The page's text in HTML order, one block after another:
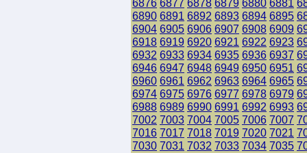
6876 6877 6878 6879 6880 6881
6890 6891 6892 6893 6894 6895
6904 6905 6906 6907 6908 6909
6918 6919 6920 6921 6922 6923
6932 6933 6934 6935 6936 6937
6946 6947 6948 6949 6950 6951
6960 6961 6962 6963 6964 6965
6974 6975 6976 6977 6978 6979
6988 6989 6990 6991 6992 6993
7002 7003 7004 7005 7006 7007
7016 7017 7018 7019 7020 7021
7030 7031 7032 7033 7034 7035